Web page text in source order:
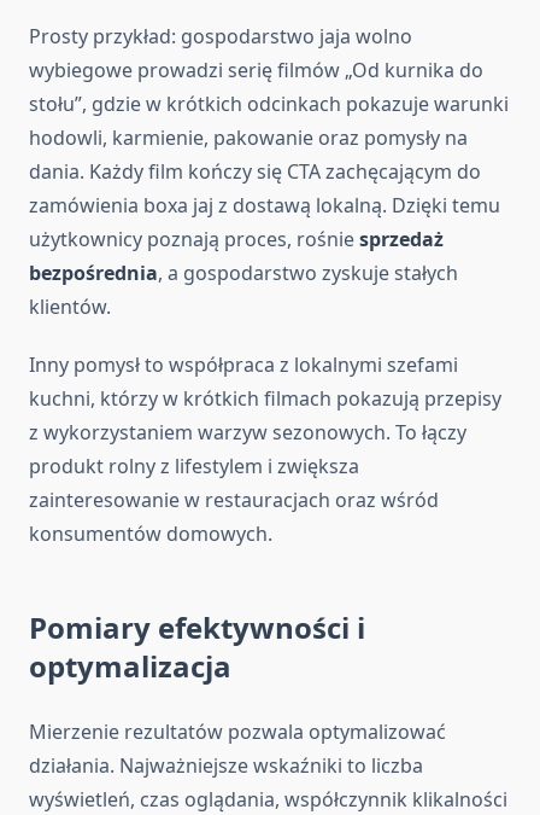
Prosty przykład: gospodarstwo jaja wolno
wybiegowe prowadzi serię filmów „Od kurnika do
stołu”, gdzie w krótkich odcinkach pokazuje warunki
hodowli, karmienie, pakowanie oraz pomysły na
dania. Każdy film kończy się CTA zachęcającym do
zamówienia boxa jaj z dostawą lokalną. Dzięki temu
użytkownicy poznają proces, rośniesprzedaż
bezpośrednia, a gospodarstwo zyskuje stałych
klientów.
Inny pomysł to współpraca z lokalnymi szefami
kuchni, którzy w krótkich filmach pokazują przepisy
z wykorzystaniem warzyw sezonowych. To łączy
produkt rolny z lifestylem i zwiększa
zainteresowanie w restauracjach oraz wśród
konsumentów domowych.
Pomiary efektywności i
optymalizacja
Mierzenie rezultatów pozwala optymalizować
działania. Najważniejsze wskaźniki to liczba
wyświetleń, czas oglądania, współczynnik klikalności